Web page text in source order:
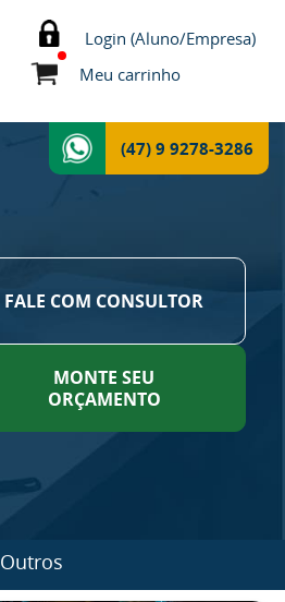
Login (Aluno/Empresa)
Meu carrinho
(47) 9 9278-3286
FALE COM CONSULTOR
MONTE SEU
ORÇAMENTO
Outros